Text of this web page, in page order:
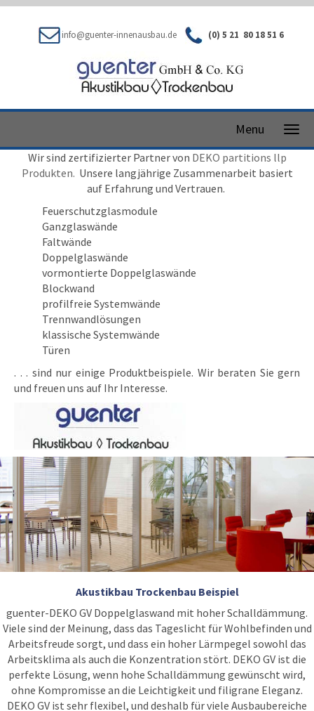
info@guenter-innenausbau.de (0) 5 21 80 18 51 6
Menu
Wir sind zertifizierter Partner von DEKO partitions llp
Produkten. Unsere langjährige Zusammenarbeit basiert
auf Erfahrung und Vertrauen.
Feuerschutzglasmodule
Ganzglaswände
Faltwände
Doppelglaswände
vormontierte Doppelglaswände
Blockwand
profilfreie Systemwände
Trennwandlösungen
klassische Systemwände
Türen
. . . sind nur einige Produktbeispiele. Wir beraten Sie gern
und freuen uns auf Ihr Interesse.
Akustikbau Trockenbau Beispiel
guenter-DEKO GV Doppelglaswand mit hoher Schalldämmung.
Viele sind der Meinung, dass das Tageslicht für Wohlbefinden und
Arbeitsfreude sorgt, und dass ein hoher Lärmpegel sowohl das
Arbeitsklima als auch die Konzentration stört. DEKO GV ist die
perfekte Lösung, wenn hohe Schalldämmung gewünscht wird,
ohne Kompromisse an die Leichtigkeit und filigrane Eleganz.
DEKO GV ist sehr flexibel, und deshalb für viele Ausbaubereiche